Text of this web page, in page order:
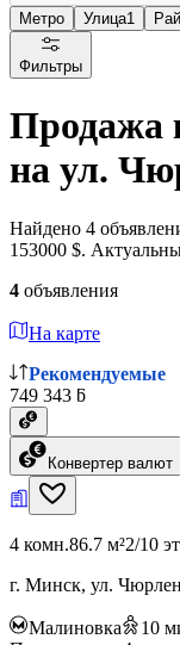
Метро Улица1
Фильтры
Продажа
на ул.
Найдено 4
153000 $.
4 объявления
На карте
Рекомендуемые
749 343 ƃ
Конвертер валют
4 комн.86.7 м²2/10
г. Минск, ул.
Малиновка 10